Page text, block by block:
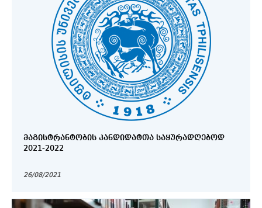
ᲛᲐᲒᲘᲡᲢᲠᲐᲜᲢᲝᲑᲘᲡ ᲙᲐᲜᲓᲘᲓᲐᲢᲗᲐ ᲡᲐᲧᲣᲠᲐᲓᲦᲔᲑᲝᲓ
2021-2022
26/08/2021